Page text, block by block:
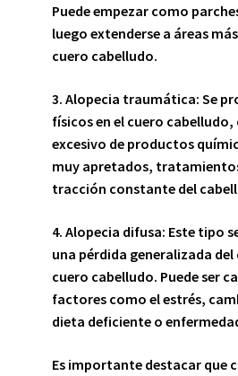
Puede empezar como
luego extenderse a áreas
cuero cabelludo.
3. Alopecia traumática: Se
físicos en el cuero cabelludo,
excesivo de productos
muy apretados,
tracción constante del
4. Alopecia difusa: Este tipo
una pérdida generalizada
cuero cabelludo. Puede ser
factores como el estrés,
dieta deficiente o
Es importante destacar que